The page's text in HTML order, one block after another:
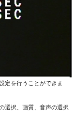
定を行うことができま
選択、画質、音声の選択